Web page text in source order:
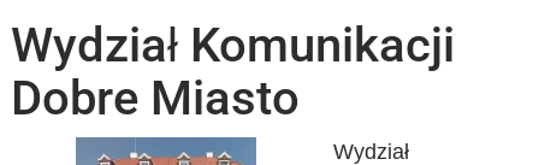
Wydział Komunikacji
Dobre Miasto
Wydział